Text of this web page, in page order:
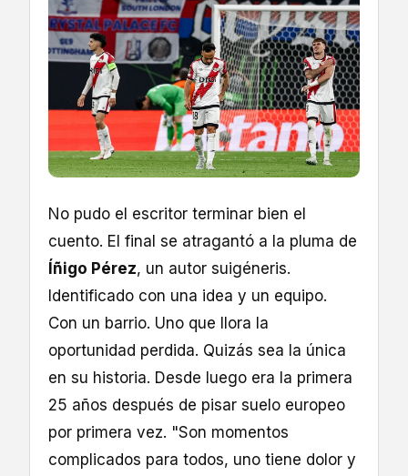
No pudo el escritor terminar bien el
cuento. El final se atragantó a la pluma de
Íñigo Pérez, un autor suigéneris.
Identificado con una idea y un equipo.
Con un barrio. Uno que llora la
oportunidad perdida. Quizás sea la única
en su historia. Desde luego era la primera
25 años después de pisar suelo europeo
por primera vez. "Son momentos
complicados para todos, uno tiene dolor y